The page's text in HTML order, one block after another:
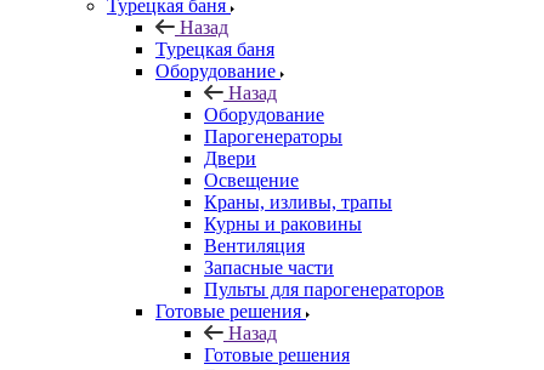
Турецкая баня
Назад
Турецкая баня
Оборудование
Назад
Оборудование
Парогенераторы
Двери
Освещение
Краны, изливы, трапы
Курны и раковины
Вентиляция
Запасные части
Пульты для парогенераторов
Готовые решения
Назад
Готовые решения